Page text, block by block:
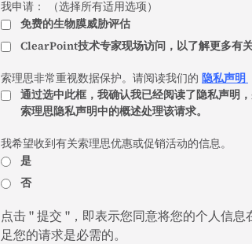
我申请： （选择所有适用选项）
免费的生物膜威胁评估
ClearPoint技术专家现场访问，以了解更多有
索理思非常重视数据保护。请阅读我们的 隐私声明
通过选中此框，我确认我已经阅读了隐私声明
索理思隐私声明中的概述处理该请求。
我希望收到有关索理思优惠或促销活动的信息。
是
否
点击 " 提交 "，即表示您同意将您的个人信
足您的请求是必需的。